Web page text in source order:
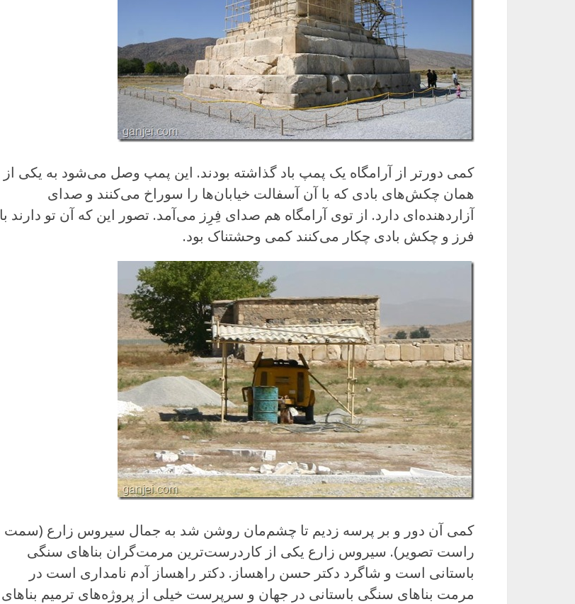
کمی دورتر از آرامگاه یک پمپ باد گذاشته بودند. این پمپ وصل می‌شود به یکی از
همان چکش‌های بادی که با آن آسفالت خیابان‌ها را سوراخ می‌کنند و صدای
آزاردهنده‌ای دارد. از توی آرامگاه هم صدای فِرِز می‌آمد. تصور این که آن تو دارند با
فرز و چکش بادی چکار می‌کنند کمی وحشتناک بود.
کمی آن دور و بر پرسه زدیم تا چشم‌مان روشن شد به جمال سیروس زارع (سمت
راست تصویر). سیروس زارع یکی از کاردرست‌ترین مرمت‌گران بناهای سنگی
باستانی است و شاگرد دکتر حسن راهساز. دکتر راهساز آدم نامداری است در
مرمت بناهای سنگی باستانی در جهان و سرپرست خیلی از پروژه‌های ترمیم بناهای